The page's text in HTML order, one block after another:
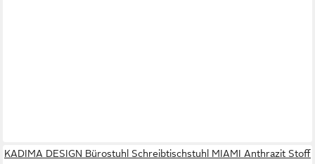
KADIMA DESIGN Bürostuhl Schreibtischstuhl MIAMI Anthrazit Stoff